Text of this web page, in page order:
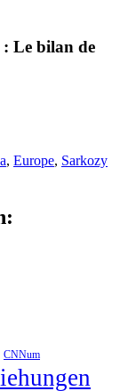
: Le bilan de
, Europe, Sarkozy
CNNum